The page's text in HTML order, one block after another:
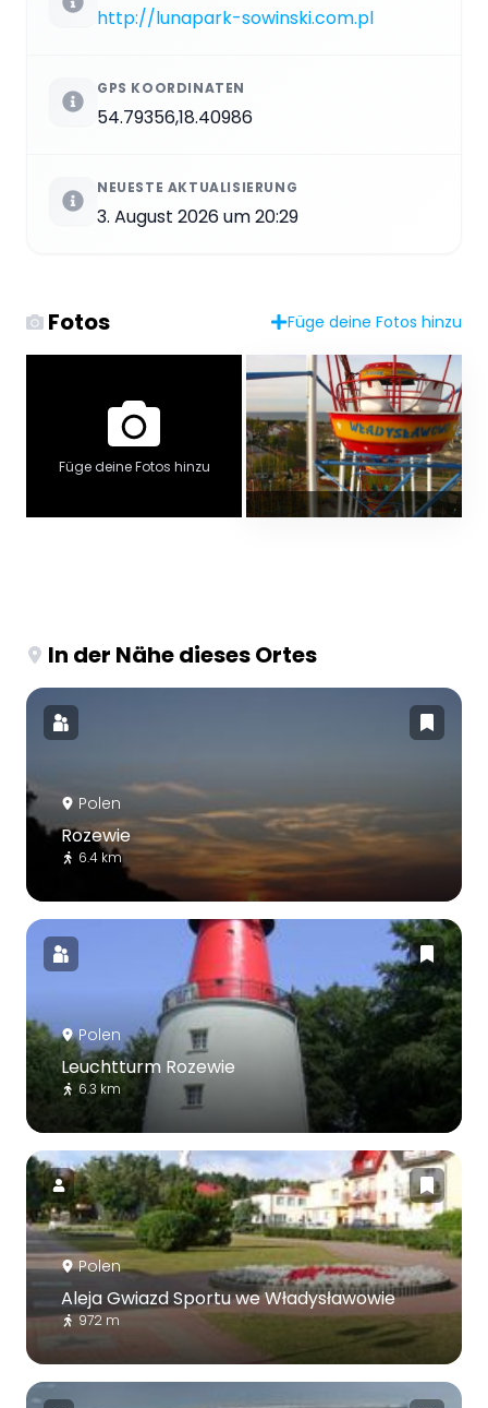
http://lunapark-sowinski.com.pl
GPS KOORDINATEN
54.79356,18.40986
NEUESTE AKTUALISIERUNG
3. August 2026 um 20:29
Fotos Füge deine Fotos hinzu
Füge deine Fotos hinzu
In der Nähe dieses Ortes
Polen
Rozewie
6.4 km
Polen
Leuchtturm Rozewie
6.3 km
Polen
Aleja Gwiazd Sportu we Władysławowie
972 m